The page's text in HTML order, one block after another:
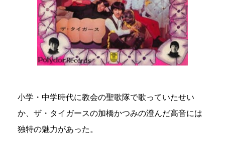
小学・中学時代に教会の聖歌隊で歌っていたせい
か、ザ・タイガースの加橋かつみの澄んだ高音には
独特の魅力があった。